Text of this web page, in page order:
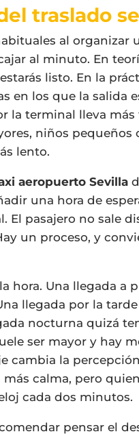
traslado
al
al minuto. En
listo. En la
en los que la salida
la terminal lleva más
niños pequeños
lento.
aeropuerto Sevilla
una hora de
El pasajero no sale
un proceso, y
hora. Una llegada a
llegada por la
nocturna quizá
ser mayor y hay
cambia la
calma, pero
cada dos minutos.
pensar el